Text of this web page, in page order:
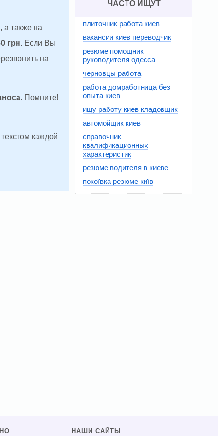
а также на
грн. Если Вы
на
. Помните!
каждой
ЧАСТО ИЩУТ
плиточник работа киев
вакансии киев переводчик
резюме помощник
руководителя одесса
черновцы работа
работа домработница без
опыта киев
ищу работу киев кладовщик
автомойщик киев
справочник
квалификационных
характеристик
резюме водителя в киеве
покоївка резюме київ
НАШИ САЙТЫ